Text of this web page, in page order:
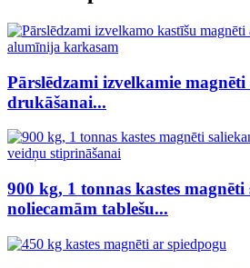
Pārslēdzami izvelkamie
drukāšanai...
900 kg, 1 tonnas kastes magnēti
noliecamām tablešu...